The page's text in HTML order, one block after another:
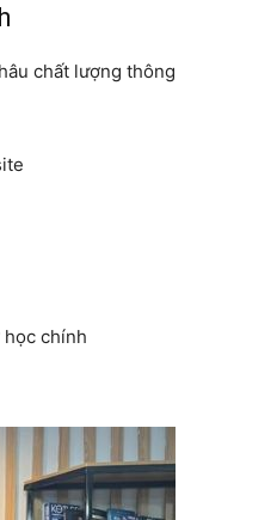
chất lượng thông
học chính